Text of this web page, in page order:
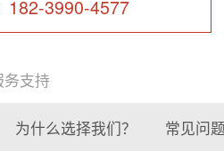
182-3990-4577
务支持
为什么选择我们？ 常见问